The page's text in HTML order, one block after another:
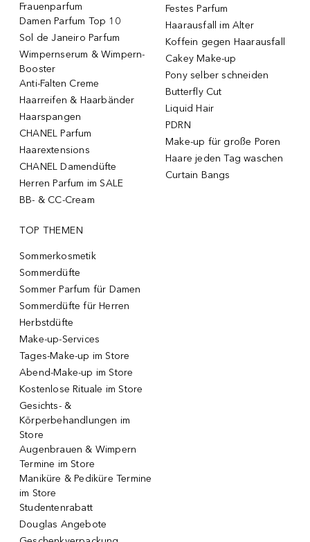
Frauenparfum
Damen Parfum Top 10
Sol de Janeiro Parfum
Wimpernserum & Wimpern-
Booster
Anti-Falten Creme
Haarreifen & Haarbänder
Haarspangen
CHANEL Parfum
Haarextensions
CHANEL Damendüfte
Herren Parfum im SALE
BB- & CC-Cream
Festes Parfum
Haarausfall im Alter
Koffein gegen Haarausfall
Cakey Make-up
Pony selber schneiden
Butterfly Cut
Liquid Hair
PDRN
Make-up für große Poren
Haare jeden Tag waschen
Curtain Bangs
TOP THEMEN
Sommerkosmetik
Sommerdüfte
Sommer Parfum für Damen
Sommerdüfte für Herren
Herbstdüfte
Make-up-Services
Tages-Make-up im Store
Abend-Make-up im Store
Kostenlose Rituale im Store
Gesichts- &
Körperbehandlungen im
Store
Augenbrauen & Wimpern
Termine im Store
Maniküre & Pediküre Termine
im Store
Studentenrabatt
Douglas Angebote